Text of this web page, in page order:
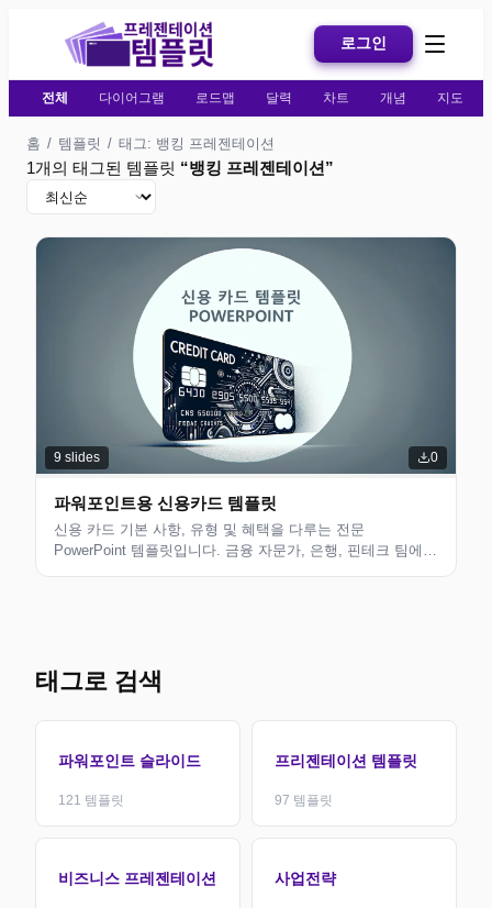
로그인
전체 다이어그램 로드맵 달력 차트 개념 지도
홈 / 템플릿 / 태그: 뱅킹 프레젠테이션
1개의 태그된 템플릿 “뱅킹 프레젠테이션”
9 slides 0
파워포인트용 신용카드 템플릿
신용 카드 기본 사항, 유형 및 혜택을 다루는 전문
PowerPoint 템플릿입니다. 금융 자문가, 은행, 핀테크 팀에
태그로 검색
파워포인트 슬라이드
121 템플릿
프리젠테이션 템플릿
97 템플릿
비즈니스 프레젠테이션 사업전략